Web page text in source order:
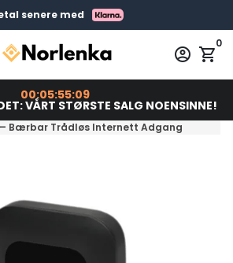
før 23:00 = Sendes i dag
senere med
på bestillinger over 399 kr
account_circle shopping_cart
0
00:05:55:08
VÅRT STØRSTE SALG NOENSINNE!
– Bærbar Trådløs Internett Adgang